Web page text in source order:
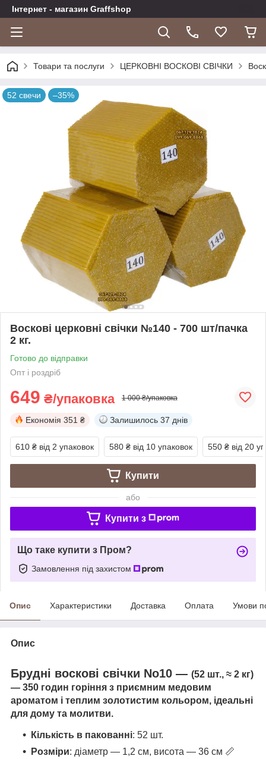
Інтернет - магазин Graffshop
Товари та послуги ЦЕРКОВНІ ВОСКОВІ СВІЧКИ
52 свечи –35%
Воскові церковні свічки №140 - 700 шт/пачка
2 кг.
Готово до відправки
Опт і роздріб
649 ₴/упаковка 1 000 ₴/упаковка
Економія 351 ₴ Залишилось 37 днів
610 ₴ від 2 упаковок 580 ₴ від 10 упаковок 550 ₴ від 20
Купити
або
Купити з
Що таке купити з Пром?
Замовлення під захистом
Опис Характеристики Доставка Оплата Умови
Опис
Брудні воскові свічки No10 — (52 шт., ≈ 2 кг)
— 350 годин горіння з приємним медовим
ароматом і теплим золотистим кольором, ідеальні
для дому та молитви.
Кількість в пакованні: 52 шт.
Розміри: діаметр — 1,2 см, висота — 36 см 📏